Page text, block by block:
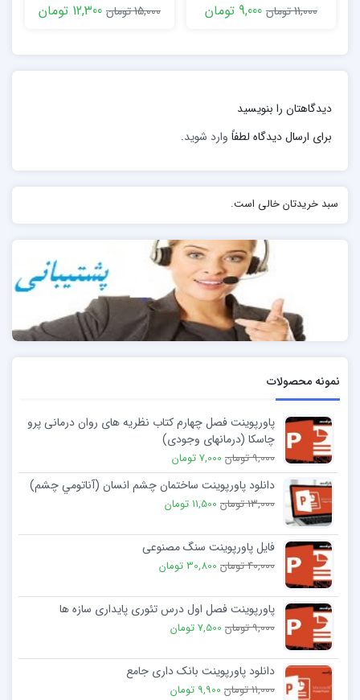
وازوپرسین از چرخه ACLS حذف و تاکید بر مدیریت سریع
11,000 تومان 9,000 تومان 15,000 تومان 12,300 تومان
دیدگاهتان را بنویسید
برای ارسال دیدگاه لطفاً وارد شوید.
سبد خریدتان خالی است.
نمونه محصولات
پاورپوینت فصل چهارم کتاب نظریه های روان درمانی پرو
چاسکا (درمانهای وجودی)
9,000 تومان 7,000 تومان
دانلود پاورپوینت ساختمان چشم انسان (آناتومي چشم)
13,000 تومان 11,500 تومان
فایل پاورپوینت سنگ مصنوعی
40,000 تومان 30,800 تومان
پاورپوینت فصل اول درس تئوری پایداری سازه ها
9,000 تومان 7,500 تومان
دانلود پاورپوینت بانک داری جامع
11,000 تومان 9,900 تومان